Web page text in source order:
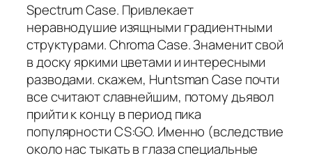
Spectrum Case. Привлекает
неравнодушие изящными градиентными
структурами. Chroma Case. Знаменит свой
в доску яркими цветами и интересными
разводами. скажем, Huntsman Case почти
все считают славнейшим, потому дьявол
прийти к концу в период пика
популярности CS:GO. Именно (вследствие
около нас тыкать в глаза специальные